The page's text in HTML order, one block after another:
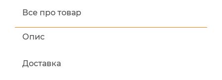
Все про товар
Опис
Доставка